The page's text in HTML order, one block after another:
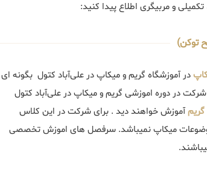
و مربیگری اطلاع پیدا کنید:
توکن)
در آموزشگاه گریم و میکاپ در علی‌آباد کتول بگونه ای
در دوره اموزشی گریم و میکاپ در علی‌آباد کتول
گریمآموزش خواهند دید . برای شرکت در این کلاس
موضوعات میکاپ نمیباشد. سرفصل های اموزش تخصصی